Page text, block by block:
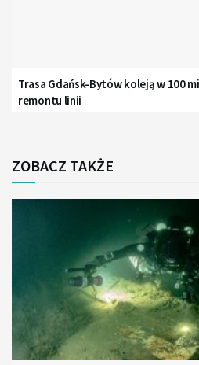
Trasa Gdańsk-Bytów koleją w 100
remontu linii
ZOBACZ TAKŻE